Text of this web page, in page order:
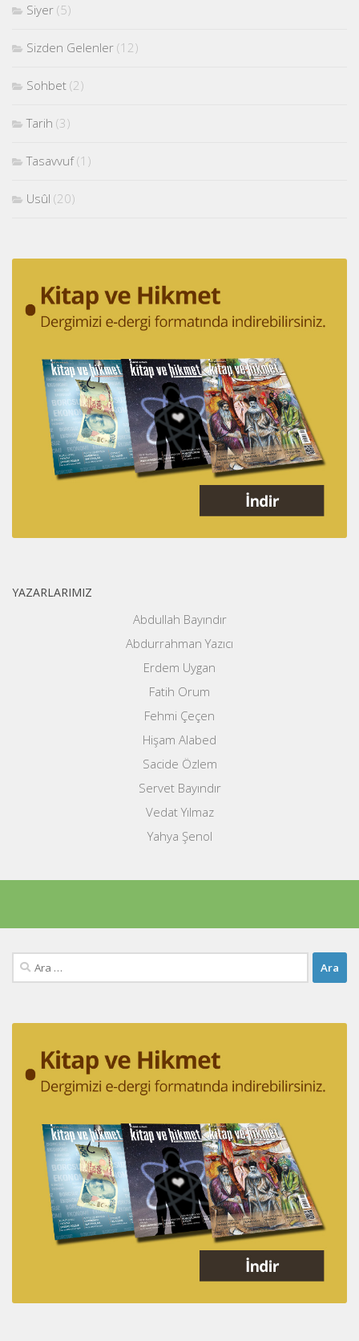
Siyer (5)
Sizden Gelenler (12)
Sohbet (2)
Tarih (3)
Tasavvuf(1)
Usûl (20)
YAZARLARIMIZ
Abdullah Bayındır
Abdurrahman Yazıcı
Erdem Uygan
Fatih Orum
Fehmi Çeçen
Hişam Alabed
Sacide Özlem
Servet Bayındır
Vedat Yılmaz
Yahya Şenol
Arama: